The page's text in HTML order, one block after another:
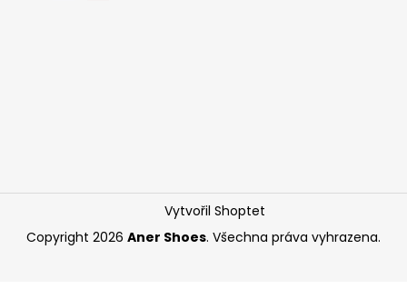
Vytvořil Shoptet
Copyright 2026 Aner Shoes. Všechna práva vyhrazena.